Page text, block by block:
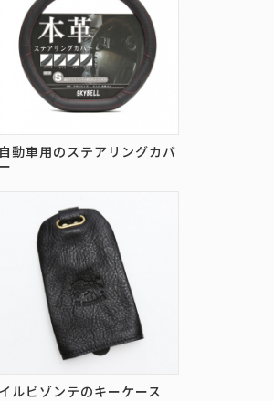
自動車用のステアリングカバ
ー
イルビゾンテのキーケース